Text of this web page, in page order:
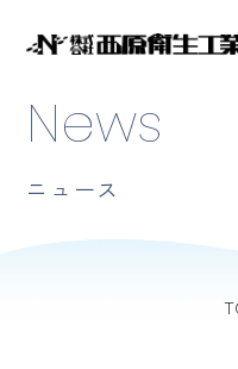
本文にスキップ
News
ニュース